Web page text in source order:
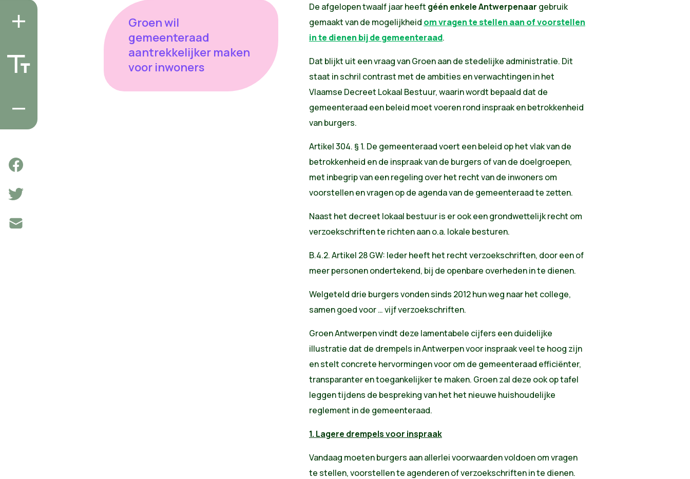
Groen wil
gemeenteraad
aantrekkelijker maken
voor inwoners
De afgelopen twaalf jaar heeft géén enkele Antwerpenaar gebruik
gemaakt van de mogelijkheid om vragen te stellen aan of voorstellen
in te dienen bij de gemeenteraad.
Dat blijkt uit een vraag van Groen aan de stedelijke administratie. Dit
staat in schril contrast met de ambities en verwachtingen in het
Vlaamse Decreet Lokaal Bestuur, waarin wordt bepaald dat de
gemeenteraad een beleid moet voeren rond inspraak en betrokkenheid
van burgers.
Artikel 304. § 1. De gemeenteraad voert een beleid op het vlak van de
betrokkenheid en de inspraak van de burgers of van de doelgroepen,
met inbegrip van een regeling over het recht van de inwoners om
voorstellen en vragen op de agenda van de gemeenteraad te zetten.
Naast het decreet lokaal bestuur is er ook een grondwettelijk recht om
verzoekschriften te richten aan o.a. lokale besturen.
B.4.2. Artikel 28 GW: Ieder heeft het recht verzoekschriften, door een of
meer personen ondertekend, bij de openbare overheden in te dienen.
Welgeteld drie burgers vonden sinds 2012 hun weg naar het college,
samen goed voor … vijf verzoekschriften.
Groen Antwerpen vindt deze lamentabele cijfers een duidelijke
illustratie dat de drempels in Antwerpen voor inspraak veel te hoog zijn
en stelt concrete hervormingen voor om de gemeenteraad efficiënter,
transparanter en toegankelijker te maken. Groen zal deze ook op tafel
leggen tijdens de bespreking van het het nieuwe huishoudelijke
reglement in de gemeenteraad.
1. Lagere drempels voor inspraak
Vandaag moeten burgers aan allerlei voorwaarden voldoen om vragen
te stellen, voorstellen te agenderen of verzoekschriften in te dienen.